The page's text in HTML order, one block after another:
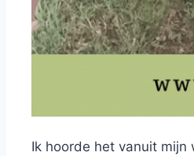
Ik hoorde het vanuit